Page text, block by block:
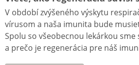
V období zvýšeného výskytu
vírusom a naša imunita bude
Spolu so všeobecnou lekárkou
a prečo je regenerácia pre náš